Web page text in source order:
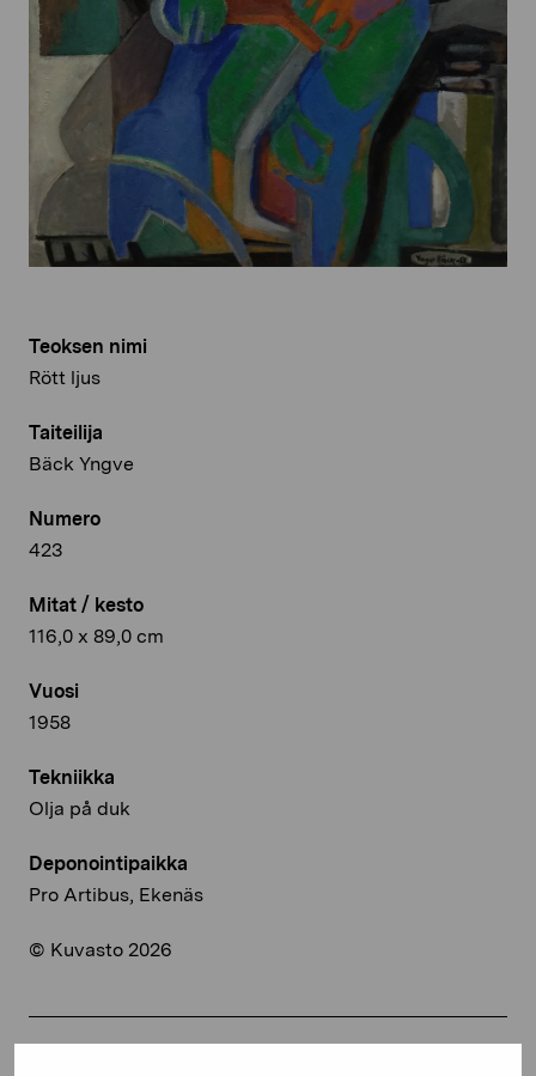
Teoksen nimi
Rött ljus
Taiteilija
Bäck Yngve
Numero
423
Mitat / kesto
116,0 x 89,0 cm
Vuosi
1958
Tekniikka
Olja på duk
Deponointipaikka
Pro Artibus, Ekenäs
© Kuvasto 2026